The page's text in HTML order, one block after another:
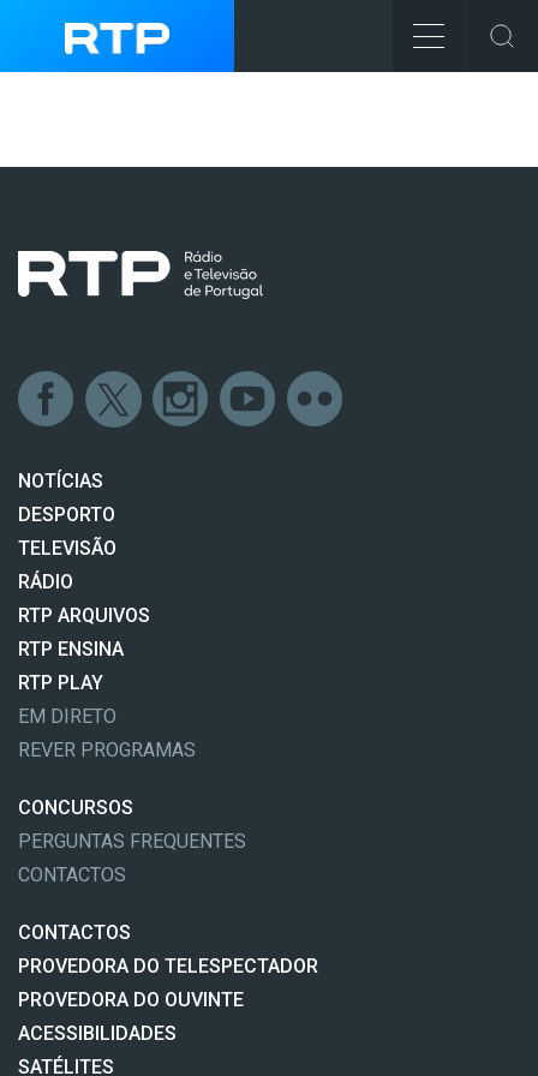
NOTÍCIAS
DESPORTO
TELEVISÃO
RÁDIO
RTP ARQUIVOS
RTP ENSINA
RTP PLAY
EM DIRETO
REVER PROGRAMAS
CONCURSOS
PERGUNTAS FREQUENTES
CONTACTOS
CONTACTOS
PROVEDORA DO TELESPECTADOR
PROVEDORA DO OUVINTE
ACESSIBILIDADES
SATÉLITES